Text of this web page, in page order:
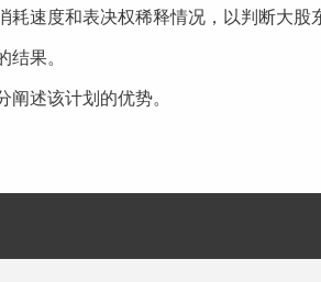
速度和表决权稀释情况，以判断大股
果。
述该计划的优势。